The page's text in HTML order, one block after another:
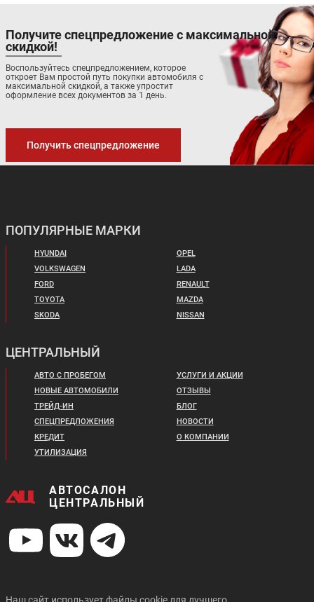
Получите спецпредложение с максимальной
скидкой!
Воспользуйтесь спецпредложением, которое
откроет Вам простой путь покупки автомобиля с
максимальной скидкой, а также упростит
оформление всех документов за 1 день.
Получить спецпредложение
ПОПУЛЯРНЫЕ МАРКИ
HYUNDAI
VOLKSWAGEN
FORD
TOYOTA
SKODA
OPEL
LADA
RENAULT
MAZDA
NISSAN
ЦЕНТРАЛЬНЫЙ
АВТО С ПРОБЕГОМ
НОВЫЕ АВТОМОБИЛИ
ТРЕЙД-ИН
СПЕЦПРЕДЛОЖЕНИЯ
КРЕДИТ
УТИЛИЗАЦИЯ
УСЛУГИ И АКЦИИ
ОТЗЫВЫ
БЛОГ
НОВОСТИ
О КОМПАНИИ
АВТОСАЛОН
ЦЕНТРАЛЬНЫЙ